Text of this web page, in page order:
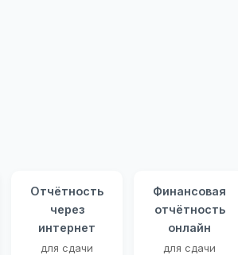
Отчётность
через
интернет
для сдачи
Финансовая
отчётность
онлайн
для сдачи